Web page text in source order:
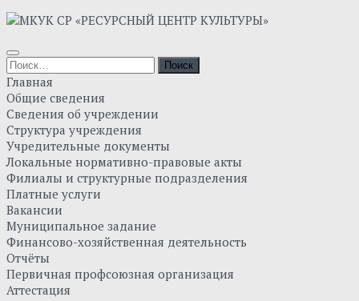
Skip
content
Найти:
Главная
Общие сведения
Сведения об учреждении
Структура учреждения
Учредительные документы
Локальные нормативно-правовые акты
Филиалы и структурные подразделения
Платные услуги
Вакансии
Муниципальное задание
Финансово-хозяйственная деятельность
Отчёты
Первичная профсоюзная организация
Аттестация